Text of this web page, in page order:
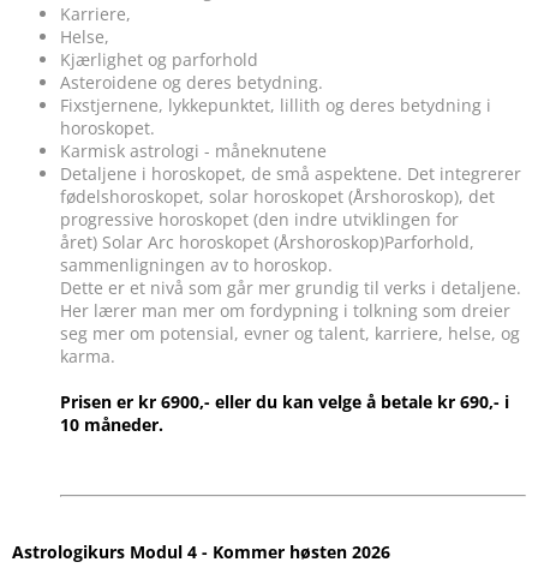
Karriere,
Helse,
Kjærlighet og parforhold
Asteroidene og deres betydning.
Fixstjernene, lykkepunktet, lillith og deres betydning i
horoskopet.
Karmisk astrologi - måneknutene
Detaljene i horoskopet, de små aspektene. Det integrerer
fødelshoroskopet, solar horoskopet (Årshoroskop), det
progressive horoskopet (den indre utviklingen for
året) Solar Arc horoskopet (Årshoroskop)Parforhold,
sammenligningen av to horoskop.
Dette er et nivå som går mer grundig til verks i detaljene.
Her lærer man mer om fordypning i tolkning som dreier
seg mer om potensial, evner og talent, karriere, helse, og
karma.
Prisen er kr 6900,- eller du kan velge å betale kr 690,- i
10 måneder.
Astrologikurs Modul 4 - Kommer høsten 2026